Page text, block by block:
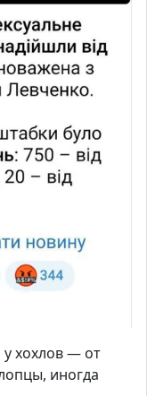
у хохлов — от
иногда